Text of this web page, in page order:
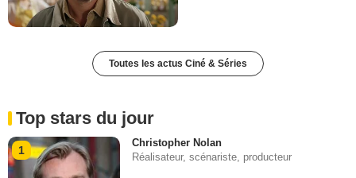
Toutes les actus Ciné & Séries
Top stars du jour
1
Christopher Nolan
Réalisateur, scénariste, producteur